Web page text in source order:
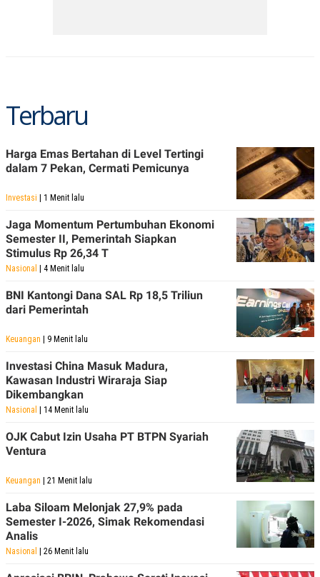
Terbaru
Harga Emas Bertahan di Level Tertingi
dalam 7 Pekan, Cermati Pemicunya
Investasi | 1 Menit lalu
Jaga Momentum Pertumbuhan Ekonomi
Semester II, Pemerintah Siapkan
Stimulus Rp 26,34 T
Nasional | 4 Menit lalu
BNI Kantongi Dana SAL Rp 18,5 Triliun
dari Pemerintah
Keuangan | 9 Menit lalu
Investasi China Masuk Madura,
Kawasan Industri Wiraraja Siap
Dikembangkan
Nasional | 14 Menit lalu
OJK Cabut Izin Usaha PT BTPN Syariah
Ventura
Keuangan | 21 Menit lalu
Laba Siloam Melonjak 27,9% pada
Semester I-2026, Simak Rekomendasi
Analis
Nasional | 26 Menit lalu